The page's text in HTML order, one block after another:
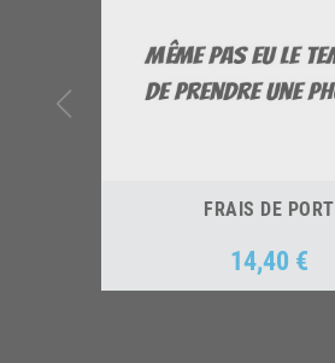
FRAIS DE PORT
Prix
14,40 €